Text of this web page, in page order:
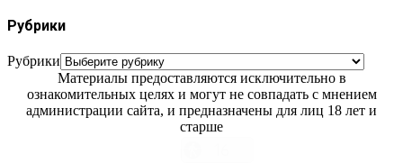
Рубрики
Рубрики
Материалы предоставляются исключительно в
ознакомительных целях и могут не совпадать с мнением
администрации сайта, и предназначены для лиц 18 лет и
старше